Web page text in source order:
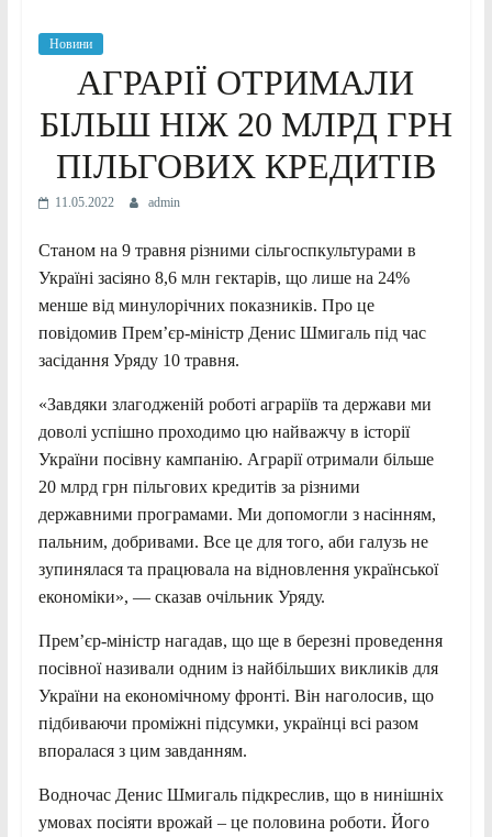
Новини
АГРАРІЇ ОТРИМАЛИ
БІЛЬШ НІЖ 20 МЛРД ГРН
ПІЛЬГОВИХ КРЕДИТІВ
11.05.2022 admin
Станом на 9 травня різними сільгоспкультурами в
Україні засіяно 8,6 млн гектарів, що лише на 24%
менше від минулорічних показників. Про це
повідомив Прем’єр-міністр Денис Шмигаль під час
засідання Уряду 10 травня.
«Завдяки злагодженій роботі аграріїв та держави ми
доволі успішно проходимо цю найважчу в історії
України посівну кампанію. Аграрії отримали більше
20 млрд грн пільгових кредитів за різними
державними програмами. Ми допомогли з насінням,
пальним, добривами. Все це для того, аби галузь не
зупинялася та працювала на відновлення української
економіки», — сказав очільник Уряду.
Прем’єр-міністр нагадав, що ще в березні проведення
посівної називали одним із найбільших викликів для
України на економічному фронті. Він наголосив, що
підбиваючи проміжні підсумки, українці всі разом
впоралася з цим завданням.
Водночас Денис Шмигаль підкреслив, що в нинішніх
умовах посіяти врожай – це половина роботи. Його